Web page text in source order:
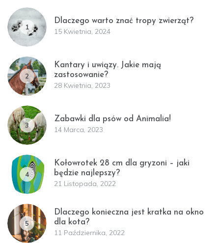
1
Dlaczego warto znać tropy zwierząt?
15 Kwietnia, 2024
2
Kantary i uwiązy. Jakie mają
zastosowanie?
28 Kwietnia, 2023
3
Zabawki dla psów od Animalia!
14 Marca, 2023
4
Kołowrotek 28 cm dla gryzoni – jaki
będzie najlepszy?
21 Listopada, 2022
5
Dlaczego konieczna jest kratka na okno
dla kota?
11 Października, 2022